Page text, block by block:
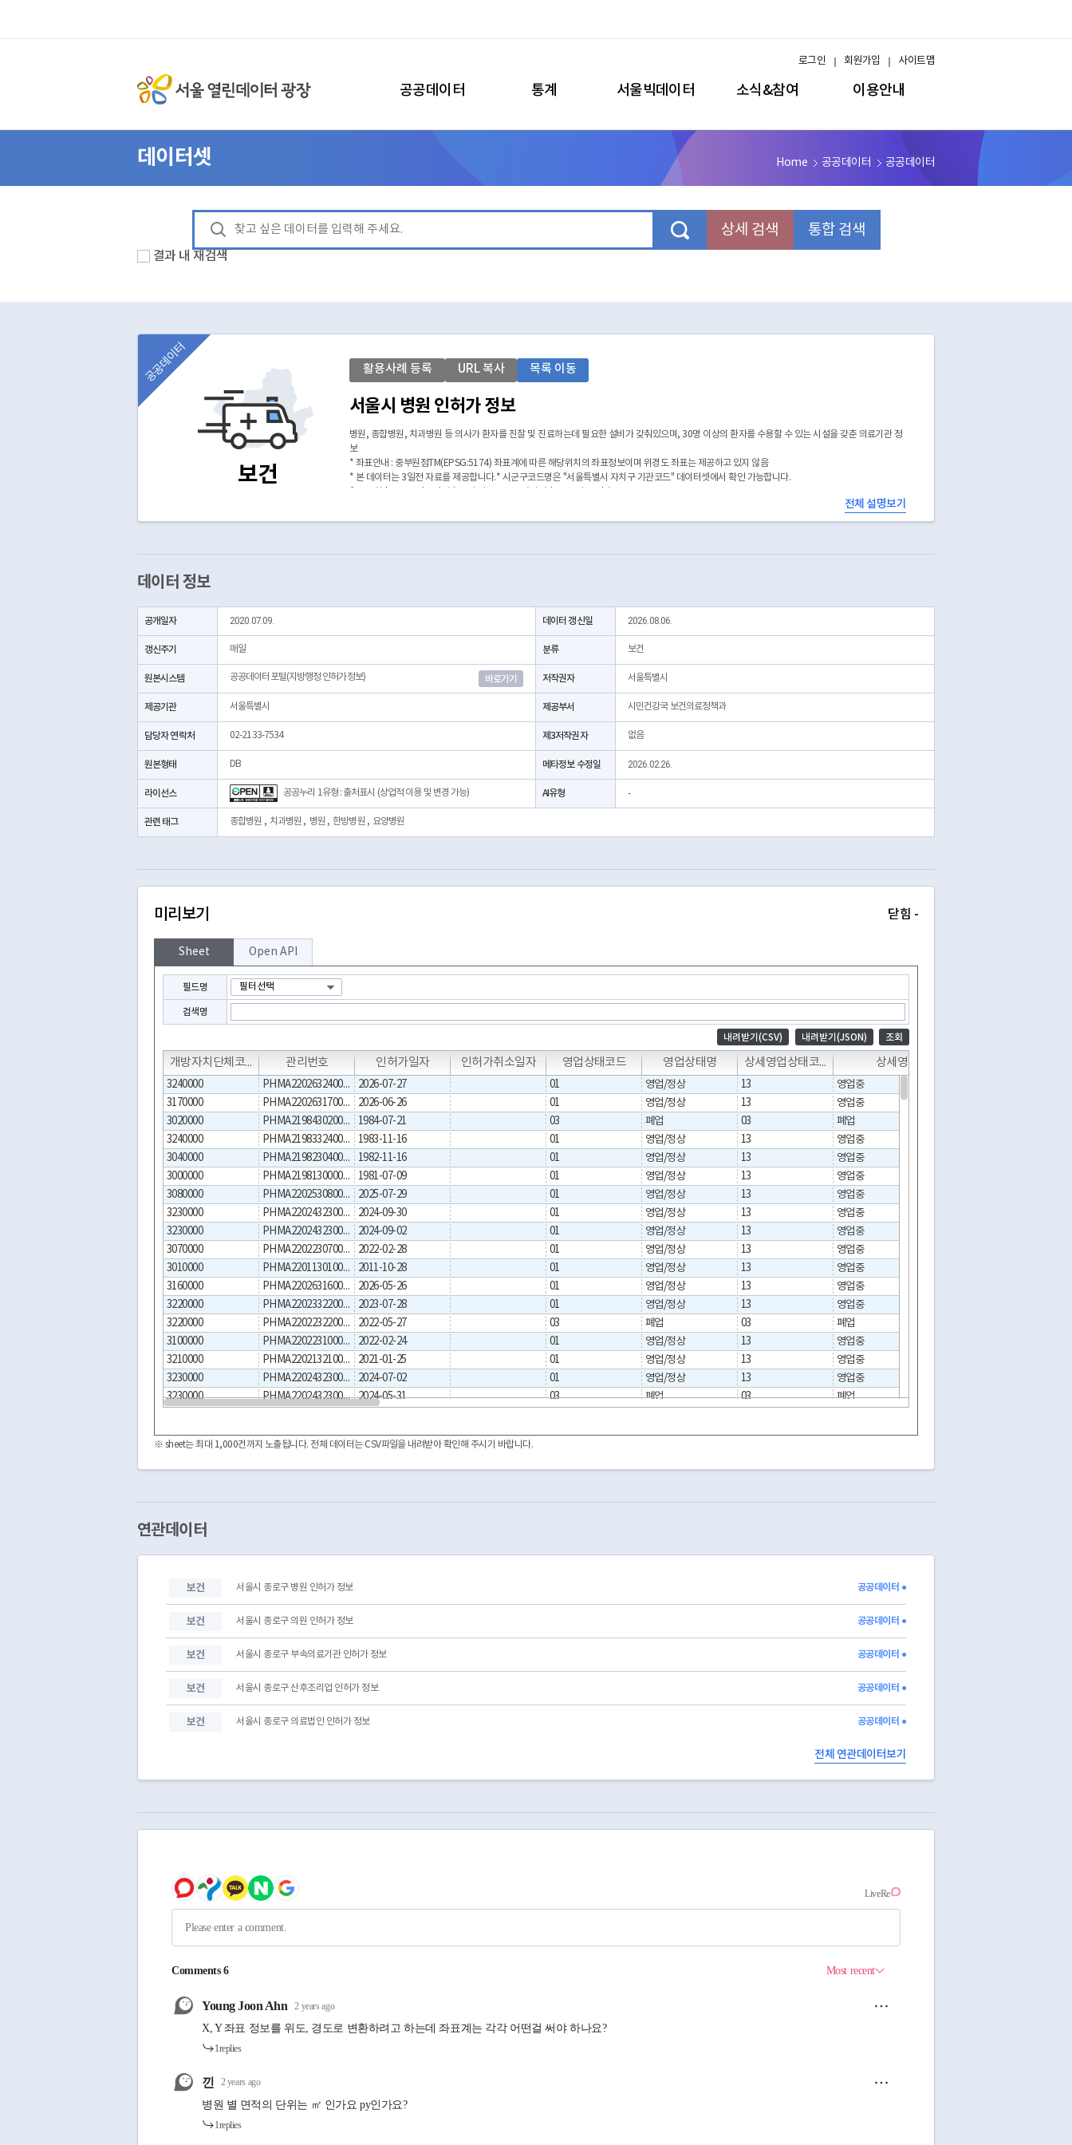
공공데이터 통계 서울빅데이터 소식&참여 이용안내
로그인 회원가입 사이트맵
데이터셋 Home 공공데이터 공공데이터
상세 검색 통합 검색
결과 내 재검색
보건
공공데이터 활용사례 등록 URL 복사 목록 이동
서울시 병원 인허가 정보
병원, 종합병원, 치과병원 등 의사가 환자를 진찰 및 진료하는데 필요한 설비가 갖춰있으며, 30명 이상의 환자를 수용할 수 있는 시설을 갖춘 의료기관 정
보
* 좌표안내 : 중부원점TM(EPSG:5174) 좌표계에 따른 해당위치의 좌표정보이며 위경도 좌표는 제공하고 있지 않음
* 본 데이터는 3일전 자료를 제공합니다.* 시군구코드명은 "서울특별시 자치구 기관코드" 데이터셋에서 확인 가능합니다.
전체 설명보기
데이터 정보
공개일자 2020.07.09. 데이터 갱신일 2026.08.06.
갱신주기 매일 분류 보건
원본시스템 공공데이터포털(지방행정 인허가정보) 바로가기 저작권자 서울특별시
제공기관 서울특별시 제공부서 시민건강국 보건의료정책과
담당자 연락처 02-2133-7534 제3저작권자 없음
원본형태 DB 메타정보 수정일 2026.02.26.
라이선스 공공누리 1유형 : 출처표시 (상업적 이용 및 변경 가능) AI유형 -
관련 태그 종합병원 , 치과병원 , 병원 ,한방병원 , 요양병원
미리보기 닫힘 -
Sheet Open API
필드명
검색명
내려받기(CSV) 내려받기(JSON) 조회
개방자치단체코드 관리번호 인허가일자 인허가취소일자 영업상태코드 영업상태명 상세영업상태코드 상세영업상태명
T T T
3240000 PHMA220263240033021200001 2026-07-27 01 영업/정상 13
영업중
3170000
PHMA220263170035021200001 2026-06-26 01 영업/정상 13
영업중
3020000
PHMA219843020033021200002 1984-07-21 03 폐업 03 폐업
3240000
PHMA219833240033021200002 1983-11-16 01 영업/정상 13
영업중
3040000
PHMA219823040033021200001 1982-11-16 01 영업/정상 13
영업중
3000000
PHMA219813000034021200001 1981-07-09 01 영업/정상 13
영업중
3080000
PHMA220253080033021200001 2025-07-29 01 영업/정상 13
영업중
3230000
PHMA220243230034021200004 2024-09-30 01 영업/정상 13
영업중
3230000
PHMA220243230034021200003 2024-09-02 01 영업/정상 13
영업중
3070000
PHMA220223070034021200001 2022-02-28 01 영업/정상 13
영업중
3010000
PHMA220113010033021200002 2011-10-28 01 영업/정상 13
영업중
3160000
PHMA220263160034021200001 2026-05-26 01 영업/정상 13
영업중
3220000
PHMA220233220033021200001 2023-07-28 01 영업/정상 13
영업중
3220000
PHMA220223220033021200003 2022-05-27 03 폐업 03 폐업
3100000
PHMA220223100034021200001 2022-02-24 01 영업/정상 13
영업중
3210000
PHMA220213210034021200001 2021-01-25 01 영업/정상 13
영업중
3230000
PHMA220243230034021200002 2024-07-02 01 영업/정상 13
영업중
3230000
PHMA220243230034021200001 2024-05-31 03 폐업 03 폐업
3040000
PHMA220193040033021200001 2019-07-01 01 영업/정상 13
영업중
3230000
PHMA220193230034021200003 2019-05-17
3230000
PHMA220193230034021200002 2019-03-19 01 영업/정상 13
영업중
3230000
PHMA220223230034021200002 2022-05-26 01 영업/정상 13
영업중
3230000
3180000
PHMA220143180034021200004
3050000
PHMA220253050034021200001
※ sheet는 최대 1,000건까지 노출됩니다. 전체 데이터는 CSV파일을 내려받아 확인해 주시기 바랍니다.
연관데이터
보건 서울시 종로구 병원 인허가 정보 공공데이터 ●
보건 서울시 종로구 의원 인허가 정보 공공데이터 ●
보건 서울시 종로구 부속의료기관 인허가 정보 공공데이터 ●
보건 서울시 종로구 산후조리업 인허가 정보 공공데이터 ●
보건 서울시 종로구 의료법인 인허가 정보 공공데이터 ●
전체 연관데이터보기